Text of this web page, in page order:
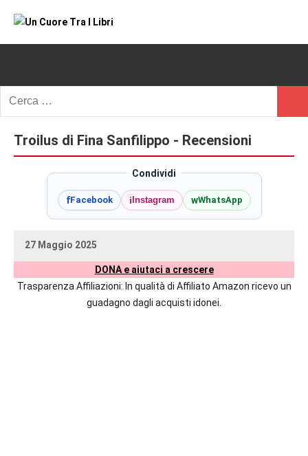
Un
Tra
I
Libri
romance
e
non
solo.
Recensioni,
anteprime,
prossime
maggiori
Troilus di Fina Sanfilippo - Recensioni
Condividi
fFacebook i Instagram wWhatsApp
27 Maggio 2025
uctil_user
Nessun
DONA e aiutaci a crescere
Trasparenza Affiliazioni: In qualità di Affiliato Amazon ricevo un
guadagno dagli acquisti idonei.